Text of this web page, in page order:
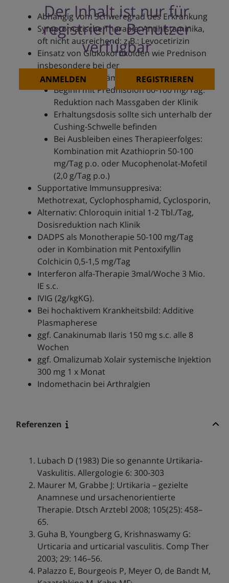
Der Inhalt ist nur für
registrierte Benutzer
verfügbar
ANMELDEN REGISTRIEREN
Abhängig vom Schweregrad des Erkrankung
Symptomatische Therapie: Antihistaminika,
oft nicht ausreichend: z.B.: Levocetirizin
Einsatz von Glukokortikoiden wie Prednison
insbesondere bei der
hypokomplementämischen Variante:
Beginn mit Prednisolon 60-100 mg/Tag.
Reduktion nach Massgaben der Klinik
Erhaltungsdosis sollte sich unterhalb der
Cushing-Schwelle befinden
Bei Ausbleiben eines Therapieerfolges:
Kombination mit Azathioprin 50-100
mg/Tag p.o. oder Mucophenolat-Mofetil
(2,0 g/Tag p.o.)
Supportative Immunsuppresiva:
Methotrexat, Cyclophosphamid, Cyclosporin,
Alternativ: Chloroquin initial 1-2 Tbl./Tag,
Dosisreduktion nach Klinik
DADPS als Monotherapie 50-100 mg/Tag
oder in Kombination mit Pentoxifyllin
Colchicin 0,5-1,5 mg/Tag
Interferon alfa-Therapie 3mal/Woche 3 Mio.
IE s.c.
IVIG (2g/kgKG).
Bei hochaktivem Krankheitsbild: Additive
Plasmapherese
ggf. Canakinumab Ilaris 150 mg s.c. alle 8
Wochen
ggf. Omalizumab Xolair systemische Injektion
300 mg 1 x Monat
Indomethacin bei Arthralgien
Referenzen
Lubach D (1983) Die so genannte Urtikaria-
Vaskulitis. Allergologie 6: 300-303
Maurer M, Grabbe J: Urtikaria – gezielte
Anamnese und ursachenorientierte
Therapie. Dtsch Arztebl 2008; 105(25): 458–
65.
Guha B, Youngberg G, Krishnaswamy G:
Urticaria and urticarial vasculitis. Comp Ther
2003; 29: 146–56.
Palazzo E, Bourgeois P, Meyer O, de Bandt M,